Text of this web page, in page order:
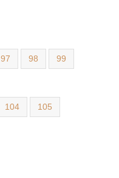
97 98 99
104 105